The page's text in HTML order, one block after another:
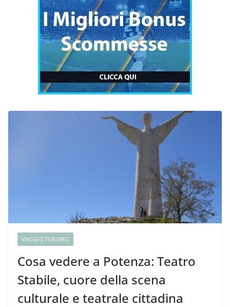
VIAGGI E TURISMO
Cosa vedere a Potenza: Teatro
Stabile, cuore della scena
culturale e teatrale cittadina